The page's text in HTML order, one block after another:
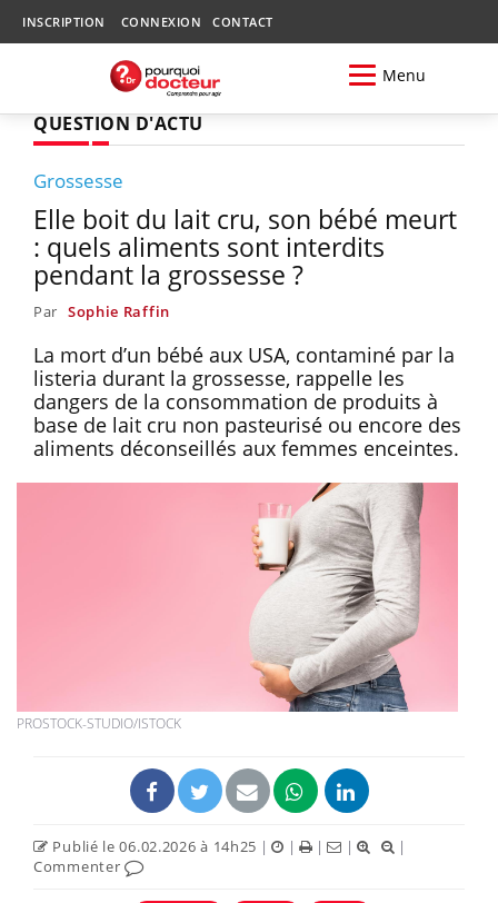
INSCRIPTION CONNEXION CONTACT
Menu
QUESTION D'ACTU
Grossesse
Elle boit du lait cru, son bébé meurt
: quels aliments sont interdits
pendant la grossesse ?
Par Sophie Raffin
La mort d’un bébé aux USA, contaminé par la
listeria durant la grossesse, rappelle les
dangers de la consommation de produits à
base de lait cru non pasteurisé ou encore des
aliments déconseillés aux femmes enceintes.
PROSTOCK-STUDIO/ISTOCK
Publié le 06.02.2026 à 14h25 | | | |
|
Commenter